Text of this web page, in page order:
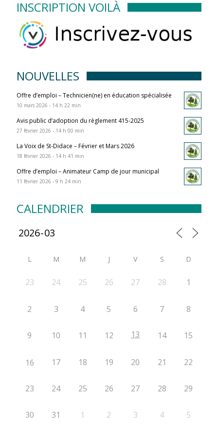
INSCRIPTION VOILÀ
NOUVELLES
Offre d’emploi – Technicien(ne) en éducation spécialisée
10 mars 2026 - 14 h 22 min
Avis public d’adoption du règlement 415-2025
27 février 2026 - 14 h 00 min
La Voix de St-Didace – Février et Mars 2026
18 février 2026 - 14 h 41 min
Offre d’emploi – Animateur Camp de jour municipal
11 février 2026 - 9 h 24 min
CALENDRIER
L M M J V S D
23 24 25 26 27 28 1
2 3 4 5 6 7 8
9 10 11 12 13 14 15
16 17 18 19 20 21 22
23 24 25 26 27 28 29
30 31 1 2 3 4 5